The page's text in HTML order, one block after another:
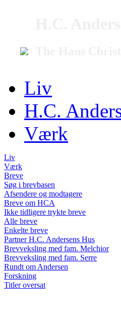
Liv
H.C.
Værk
Liv
Værk
Breve
Søg i brevbasen
Afsendere og modtagere
Breve om HCA
Ikke tidligere trykte breve
Alle breve
Enkelte breve
Partner H.C. Andersens Hus
Brevveksling med fam. Melchior
Brevveksling med fam. Serre
Rundt om Andersen
Forskning
Titler oversat